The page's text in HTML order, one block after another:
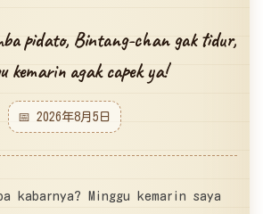
pidato, Bintang-chan gak tidur,
kemarin agak capek ya!
📅 2026年8月5日
kabarnya? Minggu kemarin saya